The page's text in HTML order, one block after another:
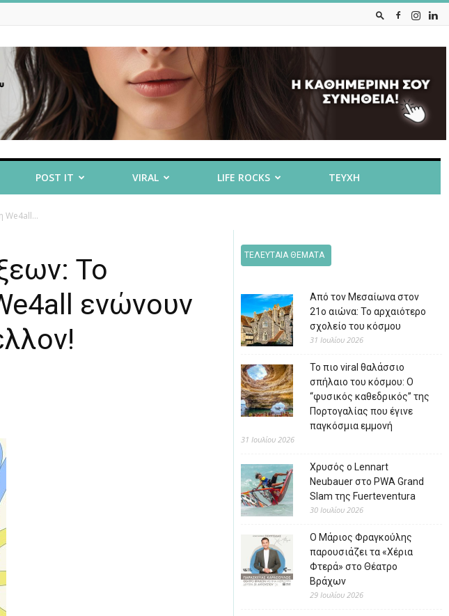
POST IT VIRAL LIFE ROCKS ΤΕΥΧΗ
We4all...
Το
ενώνουν
ΤΕΛΕΥΤΑΙΑ ΘΕΜΑΤΑ
Από τον Μεσαίωνα στον
21ο αιώνα: Το αρχαιότερο
σχολείο του κόσμου
31 Ιουλίου 2026
Το πιο viral θαλάσσιο
σπήλαιο του κόσμου: Ο
“φυσικός καθεδρικός” της
Πορτογαλίας που έγινε
παγκόσμια εμμονή
31 Ιουλίου 2026
Χρυσός ο Lennart
Neubauer στο PWA Grand
Slam της Fuerteventura
30 Ιουλίου 2026
Ο Μάριος Φραγκούλης
παρουσιάζει τα «Χέρια
Φτερά» στο Θέατρο
Βράχων
29 Ιουλίου 2026